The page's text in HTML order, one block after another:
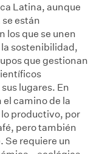
Latina, aunque
están
los que se unen
sostenibilidad,
que gestionan
lugares. En
camino de la
productivo, por
pero también
Se requiere un